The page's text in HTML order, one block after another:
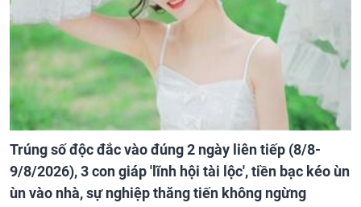
Trúng số độc đắc vào đúng 2 ngày liên tiếp (8/8-
9/8/2026), 3 con giáp 'lĩnh hội tài lộc', tiền bạc kéo ùn
ùn vào nhà, sự nghiệp thăng tiến không ngừng